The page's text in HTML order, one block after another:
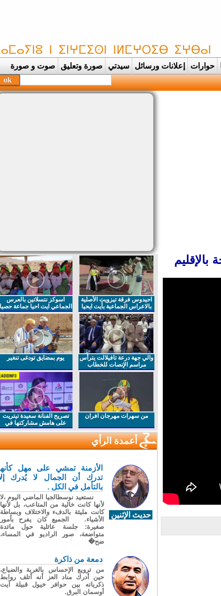
حوارات إعلانات ورسائل سيدتي صورة وتعليق صوت و صورة
احيدوس فرقة تيزويت الأصلية
بالاعراس الجماعية بأيت ايحيا
اسوكز نتسلاتين بالعرس
الجماعي ايت احيا جماعة حصيا
والي جهة درعة تافيلالت يترأس
مراسم الإنصات للخطاب
الملكي السامي بمناسبة
يوم بمضايق تودغى تنغير
من سهرات مهرجان افران
تصريح الفنانة سعيدة تيتريت
على هامش مشاركتها في
مهرجان افران
أعمدة الرأي
حديث الإثنين
الأزمنة تمشي على مهل كأنها
تدرك أن الجمال لا يُدرك إلا
بالتأمل في الكل .
نستعيد نوسطالجيا الماضي اليوم ،لا
لأنها كانت خالية من المتاعب، بل لأنها
كانت مليئة بالدفء والاختلاف وبساطة
الأشياء. الجميع كان يفرح بأمور
صغيرة: جلسة عائلية حول مائدة
متواضعة، صور الراديو في المساء،
ضح�
دمعة من ذاكرة
من ترويع الإحساس بالغربة والضياع،
حين أدرك مناد العز أنه أتلف روابط
ذكرياته بين حوافر خيول قبيلة آيت
أوسمان البرق.